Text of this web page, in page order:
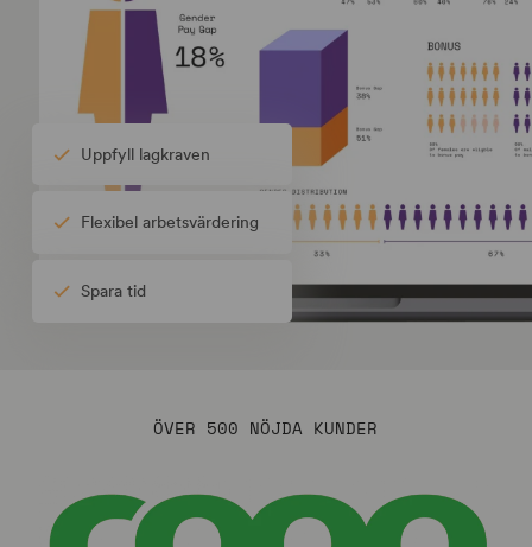
Uppfyll lagkraven
Flexibel arbetsvärdering
Spara tid
ÖVER 500 NÖJDA KUNDER